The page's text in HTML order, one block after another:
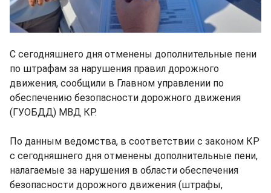
С сегодняшнего дня отменены дополнительные пени
по штрафам за нарушения правил дорожного
движения, сообщили в Главном управлении по
обеспечению безопасности дорожного движения
(ГУОБДД) МВД КР.
По данным ведомства, в соответствии с законом КР
с сегодняшнего дня отменены дополнительные пени,
налагаемые за нарушения в области обеспечения
безопасности дорожного движения (штрафы,